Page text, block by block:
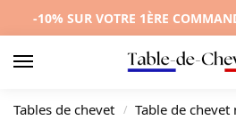
-10% SUR VOTRE 1ÈRE
Tables de chevet / Table de chevet